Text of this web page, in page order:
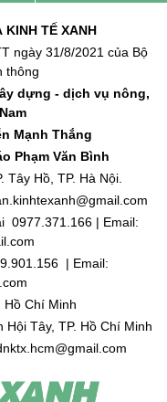
KINH TẾ XANH
ngày 31/8/2021 của Bộ
thông
dựng - dịch vụ nông,
Mạnh Thắng
Phạm Văn Bình
Tây Hồ, TP. Hà Nội.
0977.371.166 | Email:
| Email:
Hồ Chí Minh
Tây, TP. Hồ Chí Minh